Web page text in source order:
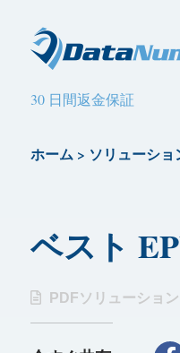
30 日間返金保証
ホーム> ソリューショ
ベスト
PDFソリューション